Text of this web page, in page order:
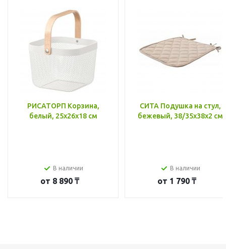
РИСАТОРП Корзина,
белый, 25x26x18 см
В наличии
от 8 890 ₸
СИТА Подушка на стул,
бежевый, 38/35x38x2 см
В наличии
от 1 790 ₸